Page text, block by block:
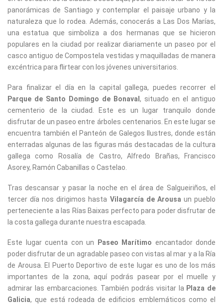
panorámicas de Santiago y contemplar el paisaje urbano y la
naturaleza que lo rodea. Además, conocerás a Las Dos Marías,
una estatua que simboliza a dos hermanas que se hicieron
populares en la ciudad por realizar diariamente un paseo por el
casco antiguo de Compostela vestidas y maquilladas de manera
excéntrica para flirtear con los jóvenes universitarios.
Para finalizar el día en la capital gallega, puedes recorrer el
Parque de Santo Domingo de Bonaval , situado en el antiguo
cementerio de la ciudad. Este es un lugar tranquilo donde
disfrutar de un paseo entre árboles centenarios. En este lugar se
encuentra también el Panteón de Galegos Ilustres, donde están
enterradas algunas de las figuras más destacadas de la cultura
gallega como Rosalía de Castro, Alfredo Brañas, Francisco
Asorey, Ramón Cabanillas o Castelao.
Tras descansar y pasar la noche en el área de Salgueiriños, el
tercer día nos dirigimos hasta Vilagarcía de Arousa un pueblo
perteneciente a las Rías Baixas perfecto para poder disfrutar de
la costa gallega durante nuestra escapada.
Este lugar cuenta con un Paseo Marítimo encantador donde
poder disfrutar de un agradable paseo con vistas al mar y a la Ría
de Arousa. El Puerto Deportivo de este lugar es uno de los más
importantes de la zona, aquí podrás pasear por el muelle y
admirar las embarcaciones. También podrás visitar la Plaza de
Galicia, que está rodeada de edificios emblemáticos como el